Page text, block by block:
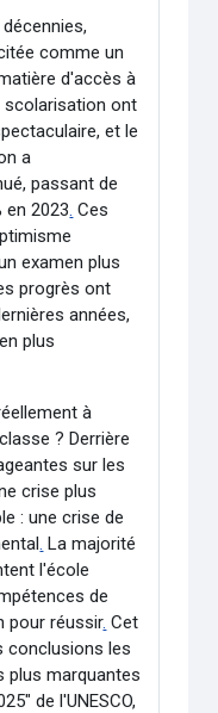
comme un
d'accès à
scolarisation ont
et le
a
passant de
en 2023. Ces
examen plus
progrès ont
années,
plus
à
? Derrière
sur les
crise plus
: une crise de
. La majorité
l'école
de
pour réussir. Cet
conclusions les
plus marquantes
de l'UNESCO,